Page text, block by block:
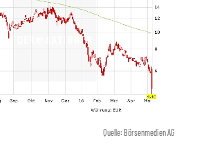
Quelle: Börsenmedien AG